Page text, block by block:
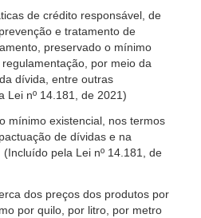
de crédito responsável, de
e tratamento de
preservado o mínimo
por meio da
dívida, entre outras
nº 14.181, de 2021)
mínimo existencial, nos termos
de dívidas e na
pela Lei nº 14.181, de
dos preços dos produtos por
por quilo, por litro, por metro